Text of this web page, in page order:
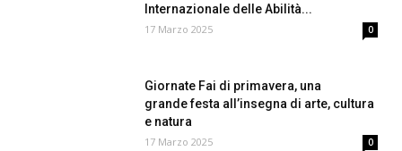
Internazionale delle Abilità...
17 Marzo 2025 0
Giornate Fai di primavera, una
grande festa all’insegna di arte, cultura
e natura
17 Marzo 2025 0